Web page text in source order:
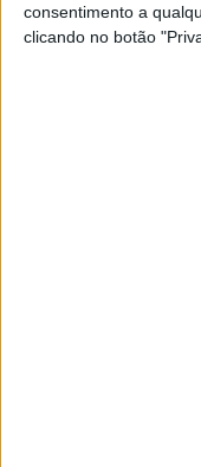
consentimento a
clicando no botão
10Os novos